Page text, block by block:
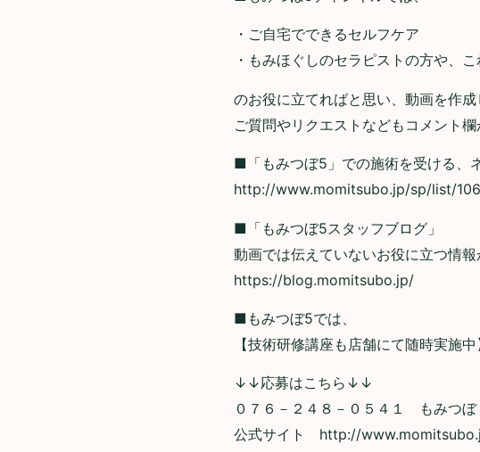
・ご自宅でできるセルフケア
・もみほぐしのセラピストの方や、
のお役に立てればと思い、動画を作成
ご質問やリクエストなどもコメント
■「もみつぼ5」での施術を受ける、
http://www.momitsubo.jp/sp/list/
■「もみつぼ5スタッフブログ」
動画では伝えていないお役に立つ情報
https://blog.momitsubo.jp/
■もみつぼ5では、
【技術研修講座も店舗にて随時実施中
↓↓応募はこちら↓↓
０７６－２４８－０５４１ もみつぼ
公式サイト http://